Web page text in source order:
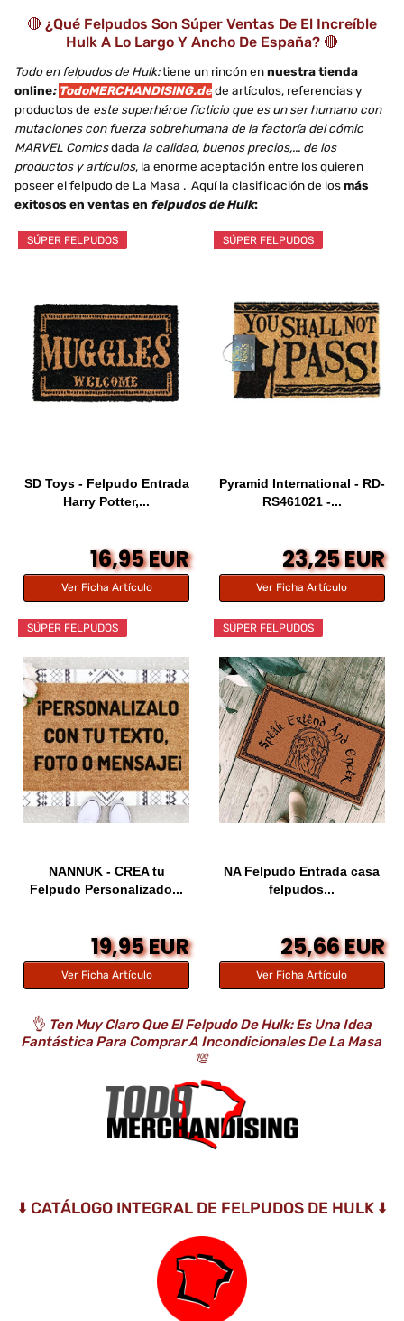
🔴 ¿Qué Felpudos Son Súper Ventas De El Increíble
Hulk A Lo Largo Y Ancho De España? 🔴
Todo en felpudos de Hulk:tiene un rincón ennuestra tienda
online: TodoMERCHANDISING.dede artículos, referencias y
productos de este superhéroe ficticio que es un ser humano con
mutaciones con fuerza sobrehumana de la factoría del cómic
MARVEL Comicsdada la calidad, buenos precios,... de los
productos y artículos, la enorme aceptación entre los quieren
poseer el felpudo de La Masa . Aquí la clasificación de losmás
exitosos en ventas en felpudos de Hulk:
SÚPER FELPUDOS
SD Toys - Felpudo Entrada
Harry Potter,...
16,95 EUR
Ver Ficha Artículo
SÚPER FELPUDOS
Pyramid International - RD-
RS461021 -...
23,25 EUR
Ver Ficha Artículo
SÚPER FELPUDOS
NANNUK - CREA tu
Felpudo Personalizado...
19,95 EUR
Ver Ficha Artículo
SÚPER FELPUDOS
NA Felpudo Entrada casa
felpudos...
25,66 EUR
Ver Ficha Artículo
👌 Ten Muy Claro Que El Felpudo De Hulk: Es Una Idea
Fantástica Para Comprar A Incondicionales De La Masa
💯
⬇️ CATÁLOGO INTEGRAL DE FELPUDOS DE HULK ⬇️